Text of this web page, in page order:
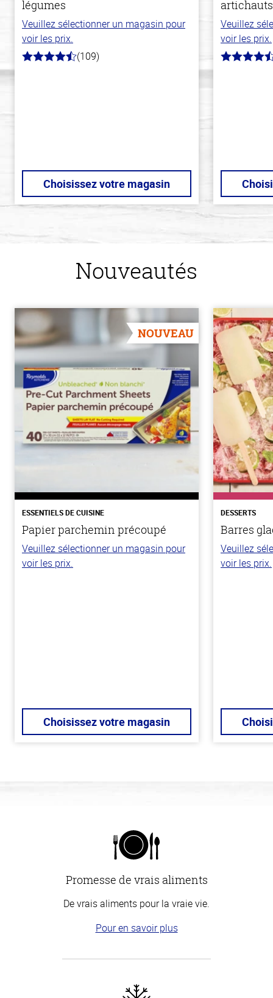
légumes
Veuillez sélectionner un magasin pour
voir les prix.
4.8
(109)
Choisissez votre magasin
Veuillez
voir les prix.
4.4
Nouveautés
NOUVEAU
ESSENTIELS DE CUISINE
Papier parchemin précoupé
Veuillez sélectionner un magasin pour
voir les prix.
Choisissez votre magasin
DESSERTS
Barres
Veuillez
voir les prix.
Promesse de vrais aliments
De vrais aliments pour la vraie vie.
Pour en savoir plus